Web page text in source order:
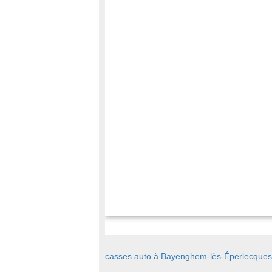
casses auto à Bayenghem-lès-Éperlecques